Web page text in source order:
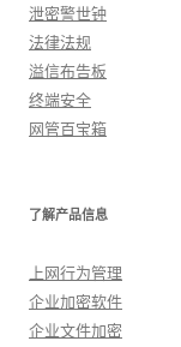
泄密警世钟
法律法规
溢信布告板
终端安全
网管百宝箱
了解产品信息
上网行为管理
企业加密软件
企业文件加密